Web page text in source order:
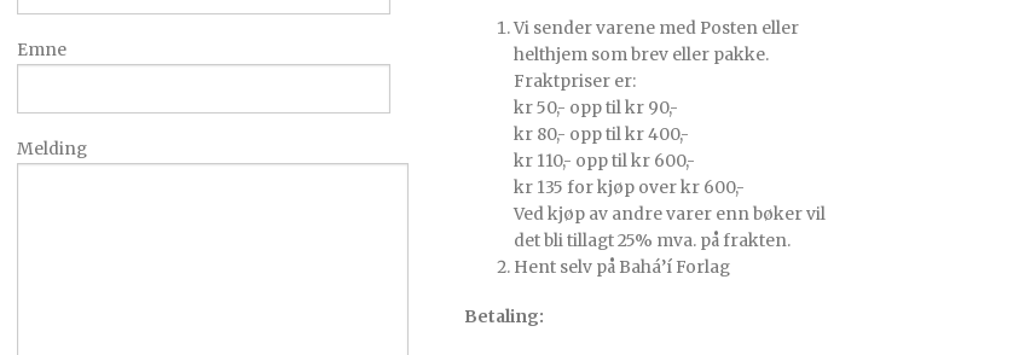
Emne
Melding
Vi sender varene med Posten eller
helthjem som brev eller pakke.
Fraktpriser er:
kr 50,- opp til kr 90,-
kr 80,- opp til kr 400,-
kr 110,- opp til kr 600,-
kr 135 for kjøp over kr 600,-
Ved kjøp av andre varer enn bøker vil
det bli tillagt 25% mva. på frakten.
Hent selv på Bahá’í Forlag
Betaling: